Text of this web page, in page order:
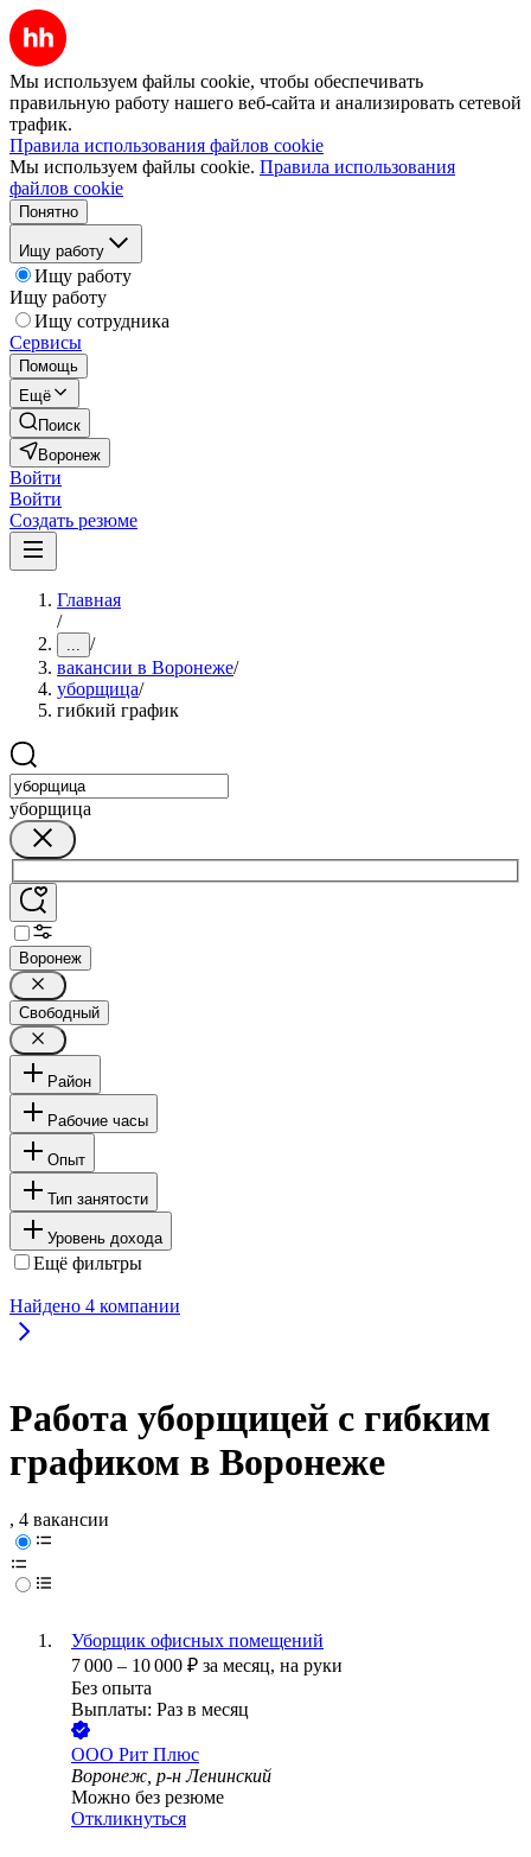
Мы используем файлы cookie, чтобы обеспечивать
правильную работу нашего веб-сайта и анализировать сетевой
трафик.
Правила использования файлов cookie
Мы используем файлы cookie. Правила использования
файлов cookie
Понятно
Ищу работу
Ищу работу
Ищу работу
Ищу сотрудника
Сервисы
Помощь
Ещё
Поиск
Воронеж
Войти
Войти
Создать резюме
Главная
/
... /
вакансии в Воронеже/
уборщица/
гибкий график
уборщица
Воронеж
Свободный
Район
Рабочие часы
Опыт
Тип занятости
Уровень дохода
Ещё фильтры
Найдено 4 компании
Работа уборщицей с гибким
графиком в Воронеже
, 4 вакансии
Уборщик офисных помещений
7 000 – 10 000 ₽ за месяц, на руки
Без опыта
Выплаты: Раз в месяц
ООО Рит Плюс
Воронеж, р-н Ленинский
Можно без резюме
Откликнуться